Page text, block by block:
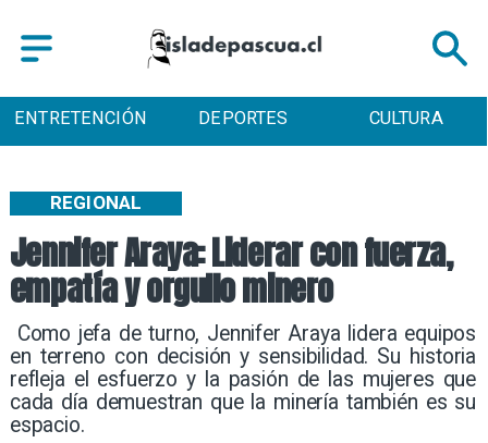
ENTRETENCIÓN DEPORTES CULTURA
Jennifer Araya: Liderar con fuerza,
empatía y orgullo minero
​ Como jefa de turno, Jennifer Araya lidera equipos
en terreno con decisión y sensibilidad. Su historia
refleja el esfuerzo y la pasión de las mujeres que
cada día demuestran que la minería también es su
espacio. ​
REGIONAL